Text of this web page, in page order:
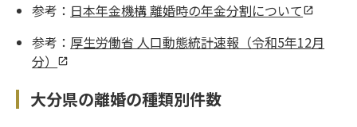
参考： 日本年金機構 離婚時の年金分割について
参考： 厚生労働省 人口動態統計速報（令和5年12月
分）
大分県の離婚の種類別件数